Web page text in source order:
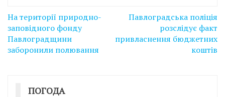
Навігація
записів
На території природно-
заповідного фонду
Павлоградщини
заборонили полювання
Павлоградська поліція
розслідує факт
привласнення бюджетних
коштів
ПОГОДА